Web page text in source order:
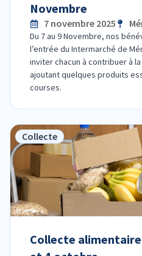
Novembre
7 novembre 2025
Du 7 au 9 Novembre, nos
l’entrée du Intermarché de
inviter chacun à contribuer à
ajoutant quelques produits
courses.
Collecte
Collecte alimentaire